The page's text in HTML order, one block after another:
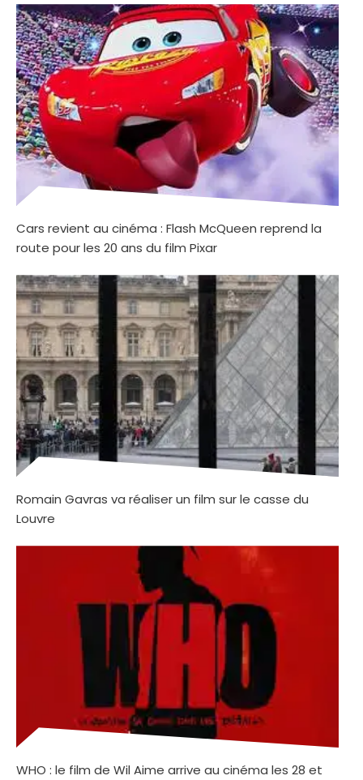
Cars revient au cinéma : Flash McQueen reprend la
route pour les 20 ans du film Pixar
Romain Gavras va réaliser un film sur le casse du
Louvre
WHO : le film de Wil Aime arrive au cinéma les 28 et